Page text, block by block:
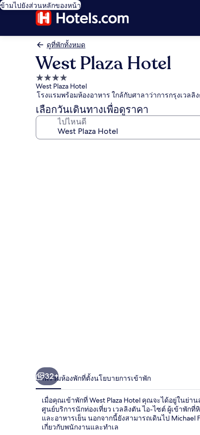
ข้ามไปยังส่วนหลักของหน้า
ดูที่พักทั้งหมด
West Plaza Hotel
ที่พัก
4.0
ดาว
West Plaza Hotel
โรงแรมพร้อมห้องอาหาร ใกล้กับศาลาว่าการกรุงเวลลิ
เลือกวันเดินทางเพื่อดูราคา
ไปไหนดี
32+
ภาพรวมห้องพักที่ตั้งนโยบายการเข้าพัก
เมื่อคุณเข้าพักที่ West Plaza Hotel คุณจะได้อยู่ในย่า
ศูนย์บริการนักท่องเที่ยว เวลลิงตัน ไอ-ไซต์ ผู้เข้าพักที่
และอาหารเย็น นอกจากนี้ยังสามารถเดินไป Michael
เกี่ยวกับพนักงานและทำเล